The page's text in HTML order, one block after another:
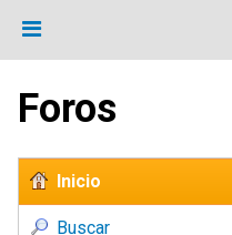
Foros
Inicio
Buscar